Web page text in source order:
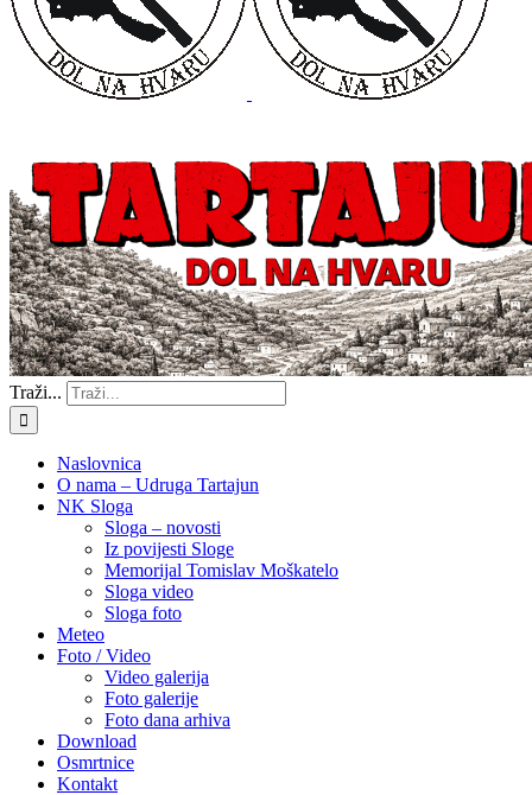
Traži...
Naslovnica
O nama – Udruga Tartajun
NK Sloga
Sloga – novosti
Iz povijesti Sloge
Memorijal Tomislav Moškatelo
Sloga video
Sloga foto
Meteo
Foto / Video
Video galerija
Foto galerije
Foto dana arhiva
Download
Osmrtnice
Kontakt